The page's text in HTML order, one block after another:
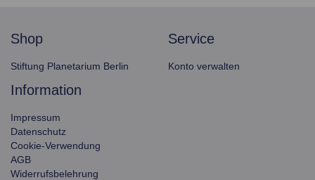
shop
Stiftung Planetarium Berlin
service
Konto verwalten
information
Impressum
Datenschutz
Cookie-Verwendung
AGB
Widerrufsbelehrung